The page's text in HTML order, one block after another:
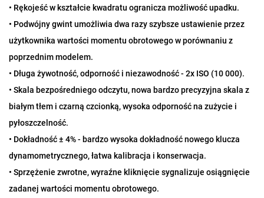
• Rękojeść w kształcie kwadratu ogranicza możliwość upadku.
• Podwójny gwint umożliwia dwa razy szybsze ustawienie przez
użytkownika wartości momentu obrotowego w porównaniu z
poprzednim modelem.
• Długa żywotność, odporność i niezawodność - 2x ISO (10 000).
• Skala bezpośredniego odczytu, nowa bardzo precyzyjna skala z
białym tłem i czarną czcionką, wysoka odporność na zużycie i
pyłoszczelność.
• Dokładność ± 4% - bardzo wysoka dokładność nowego klucza
dynamometrycznego, łatwa kalibracja i konserwacja.
• Sprzężenie zwrotne, wyraźne kliknięcie sygnalizuje osiągnięcie
zadanej wartości momentu obrotowego.